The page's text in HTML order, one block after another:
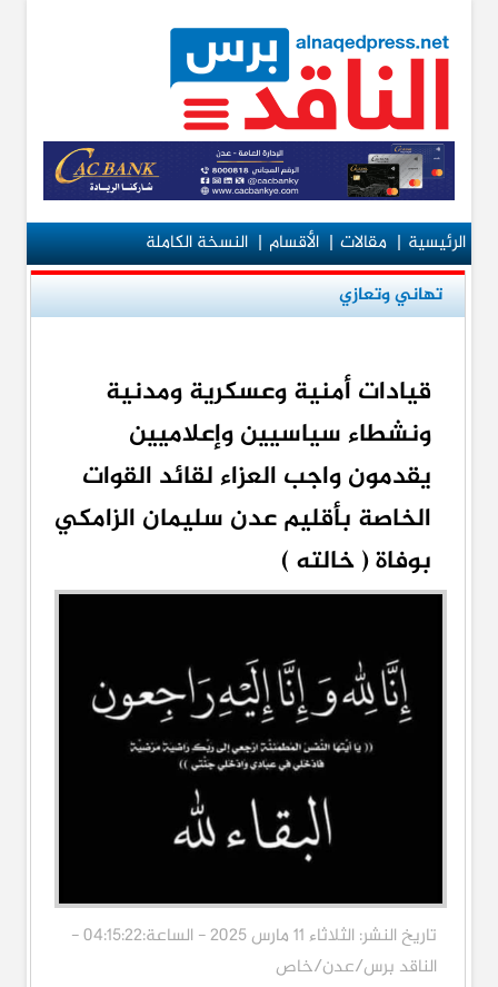
الرئيسية|مقالات|الأقسام|النسخة الكاملة
تهاني وتعازي
قيادات أمنية وعسكرية ومدنية
ونشطاء سياسيين وإعلاميين
يقدمون واجب العزاء لقائد القوات
الخاصة بأقليم عدن سليمان الزامكي
بوفاة ( خالته )
تاريخ النشر: الثلاثاء 11 مارس 2025 - الساعة:04:15:22 -
الناقد برس/عدن/خاص